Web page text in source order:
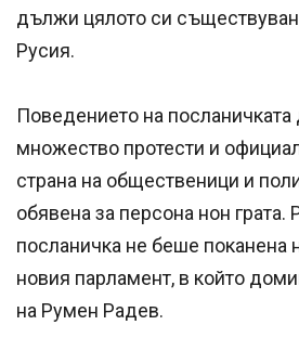
дължи цялото си
Русия.
Поведението на
множество протести и
страна на общественици и
обявена за персона нон грата.
посланичка не беше поканена
новия парламент, в който
на Румен Радев.